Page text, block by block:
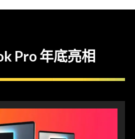
Pro 年底亮相